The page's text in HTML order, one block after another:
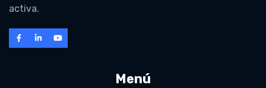
activa.
Menú